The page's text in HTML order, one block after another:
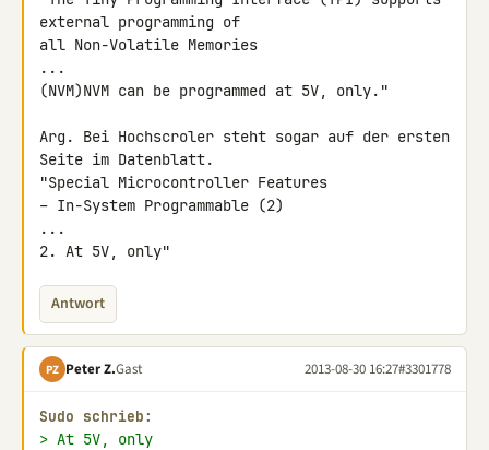
external programming of
all Non-Volatile Memories
...
(NVM)NVM can be programmed at 5V, only."
Arg. Bei Hochscroler steht sogar auf der ersten
Seite im Datenblatt.
"Special Microcontroller Features
– In-System Programmable (2)
...
2. At 5V, only"
Antwort
PZ Peter Z.Gast 2013-08-30 16:27#3301778
Sudo schrieb:
> At 5V, only